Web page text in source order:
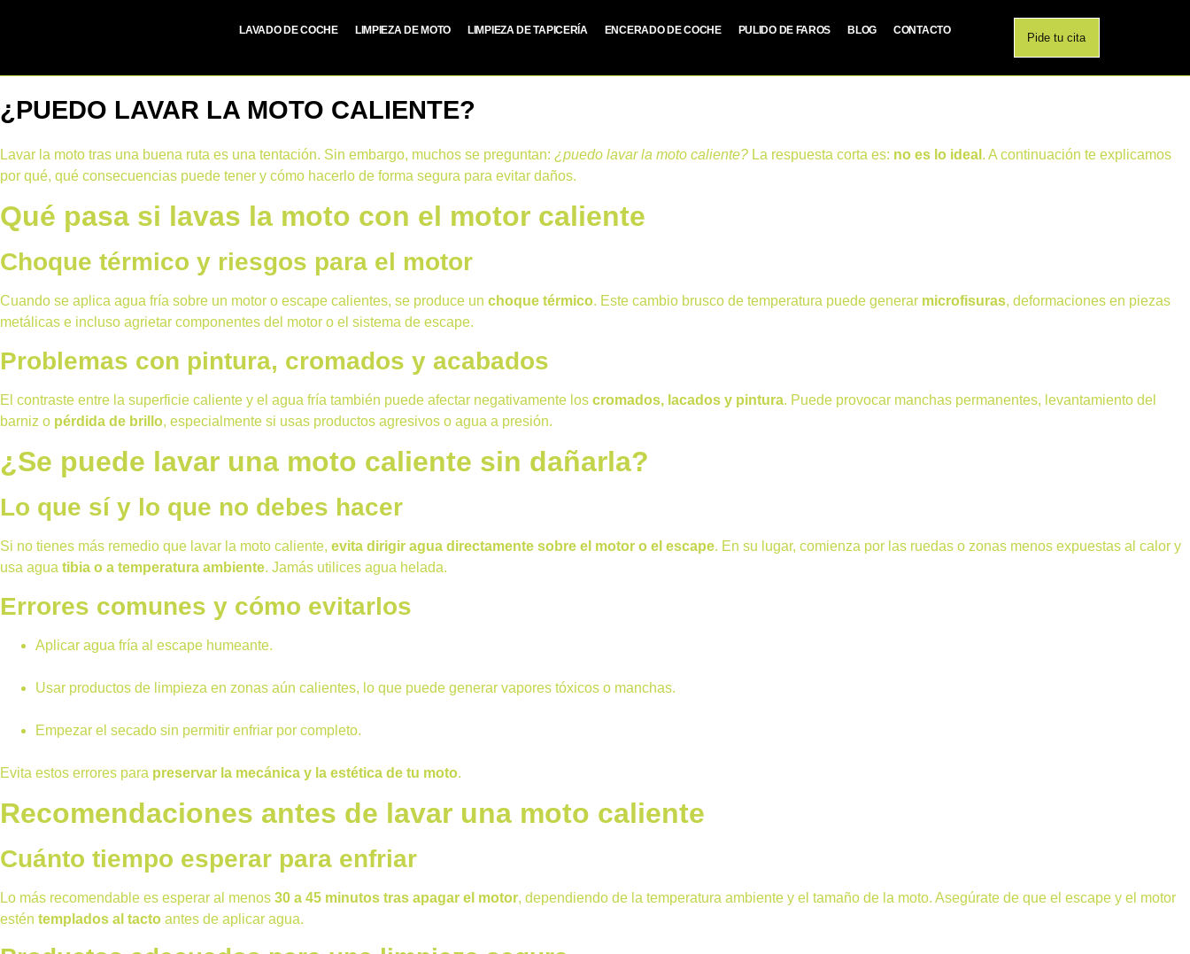
LAVADO DE COCHE LIMPIEZA DE MOTO LIMPIEZA DE TAPICERÍA ENCERADO DE COCHE PULIDO DE FAROS BLOG CONTACTO
Pide tu cita
¿PUEDO LAVAR LA MOTO CALIENTE?
Lavar la moto tras una buena ruta es una tentación. Sin embargo, muchos se preguntan: ¿puedo lavar la moto caliente? La respuesta corta es: no es lo ideal . A continuación te explicamos
por qué, qué consecuencias puede tener y cómo hacerlo de forma segura para evitar daños.
Qué pasa si lavas la moto con el motor caliente
Choque térmico y riesgos para el motor
Cuando se aplica agua fría sobre un motor o escape calientes, se produce un choque térmico. Este cambio brusco de temperatura puede generar microfisuras, deformaciones en piezas
metálicas e incluso agrietar componentes del motor o el sistema de escape.
Problemas con pintura, cromados y acabados
El contraste entre la superficie caliente y el agua fría también puede afectar negativamente los cromados, lacados y pintura. Puede provocar manchas permanentes, levantamiento del
barniz o pérdida de brillo, especialmente si usas productos agresivos o agua a presión.
¿Se puede lavar una moto caliente sin dañarla?
Lo que sí y lo que no debes hacer
Si no tienes más remedio que lavar la moto caliente, evita dirigir agua directamente sobre el motor o el escape. En su lugar, comienza por las ruedas o zonas menos expuestas al calor y
usa agua tibia o a temperatura ambiente. Jamás utilices agua helada.
Errores comunes y cómo evitarlos
Aplicar agua fría al escape humeante.
Usar productos de limpieza en zonas aún calientes, lo que puede generar vapores tóxicos o manchas.
Empezar el secado sin permitir enfriar por completo.
Evita estos errores para preservar la mecánica y la estética de tu moto.
Recomendaciones antes de lavar una moto caliente
Cuánto tiempo esperar para enfriar
Lo más recomendable es esperar al menos 30 a 45 minutos tras apagar el motor, dependiendo de la temperatura ambiente y el tamaño de la moto. Asegúrate de que el escape y el motor
estén templados al tacto antes de aplicar agua.